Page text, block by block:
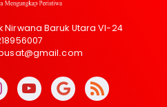
Nirwana Baruk Utara VI-24